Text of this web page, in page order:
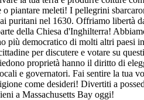
piantare meleti! I pellegrini
puritani nel 1630. Offriamo libertà
della Chiesa d'Inghilterra!
più democratico di molti altri paesi in
per discutere e votare su
proprietà hanno il diritto di
e governatori. Fai sentire la tua
come desideri! Divertiti a
a Massachusetts Bay oggi!